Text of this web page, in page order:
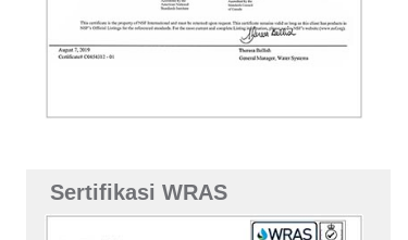
Sertifikasi WRAS